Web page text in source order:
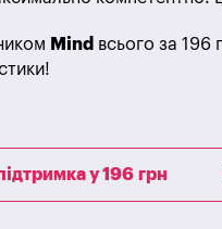
Mind всього за 196
у 196 грн